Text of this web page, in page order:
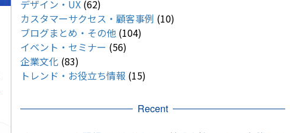
デザイン・UX (62)
カスタマーサクセス・顧客事例 (10)
ブログまとめ・その他 (104)
イベント・セミナー (56)
企業文化 (83)
トレンド・お役立ち情報 (15)
Recent